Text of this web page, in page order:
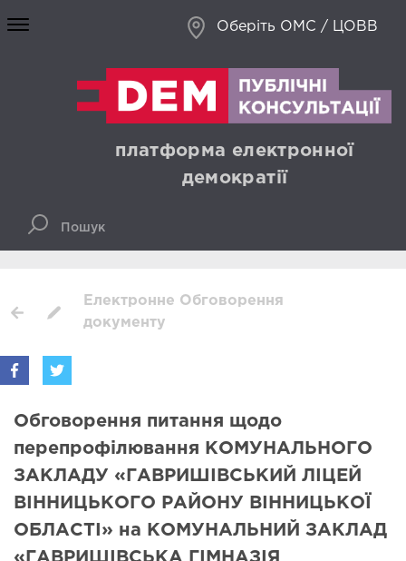
Оберіть ОМС / ЦОВВ
платформа електронної
демократії
Електронне Обговорення
документу
Обговорення питання щодо
перепрофілювання КОМУНАЛЬНОГО
ЗАКЛАДУ «ГАВРИШІВСЬКИЙ ЛІЦЕЙ
ВІННИЦЬКОГО РАЙОНУ ВІННИЦЬКОЇ
ОБЛАСТІ» на КОМУНАЛЬНИЙ ЗАКЛАД
«ГАВРИШІВСЬКА ГІМНАЗІЯ